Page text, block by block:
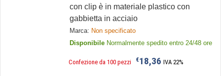
con clip è in materiale plastico con
gabbietta in acciaio
Marca: Non specificato
Disponibile Normalmente spedito entro 24/48 ore
Confezione da 100 pezzi €18,36 IVA 22%